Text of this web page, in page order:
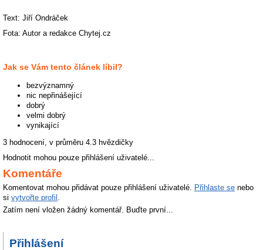
Text: Jiří Ondráček
Fota: Autor a redakce Chytej.cz
Jak se Vám tento článek líbil?
bezvýznamný
nic nepřinášející
dobrý
velmi dobrý
vynikající
3 hodnocení, v průměru 4.3 hvězdičky
Hodnotit mohou pouze přihlášení uživatelé...
Komentáře
Komentovat mohou přidávat pouze přihlášení uživatelé. Přihlaste se nebo
si vytvořte profil
Zatím není vložen žádný komentář. Buďte první...
Přihlášení